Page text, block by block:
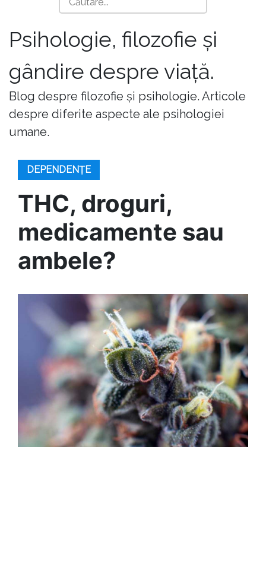
Psihologie, filozofie și
gândire despre viață.
Blog despre filozofie și psihologie. Articole
despre diferite aspecte ale psihologiei
umane.
DEPENDENȚE
THC, droguri,
medicamente sau
ambele?